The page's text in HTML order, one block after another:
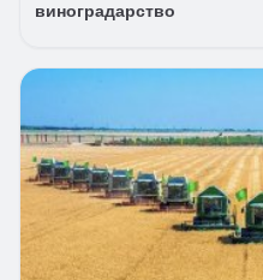
виноградарство